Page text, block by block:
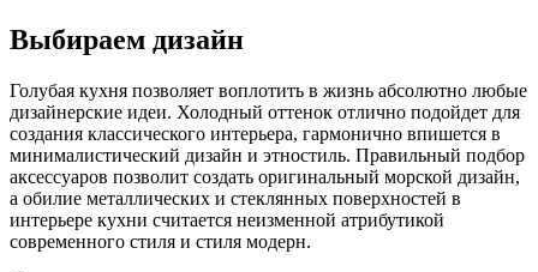
Выбираем дизайн
Голубая кухня позволяет воплотить в жизнь абсолютно любые
дизайнерские идеи. Холодный оттенок отлично подойдет для
создания классического интерьера, гармонично впишется в
минималистический дизайн и этностиль. Правильный подбор
аксессуаров позволит создать оригинальный морской дизайн,
а обилие металлических и стеклянных поверхностей в
интерьере кухни считается неизменной атрибутикой
современного стиля и стиля модерн.